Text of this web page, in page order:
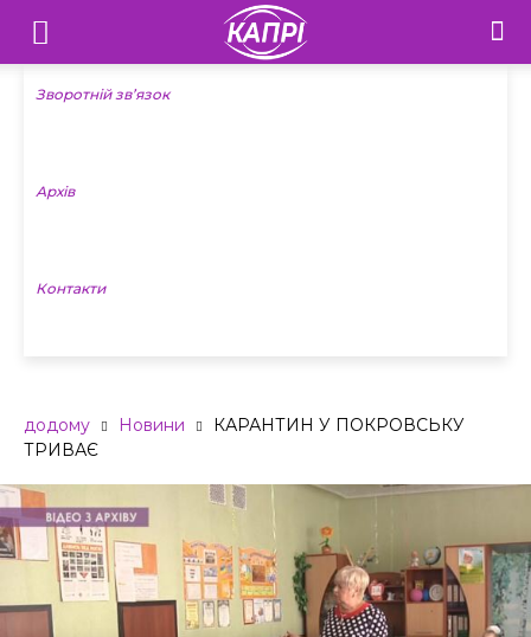
Телебачення
«Капрі»
Новини
Зворотній зв’язок
Архів
Контакти
додому Новини
КАРАНТИН У ПОКРОВСЬКУ
ТРИВАЄ